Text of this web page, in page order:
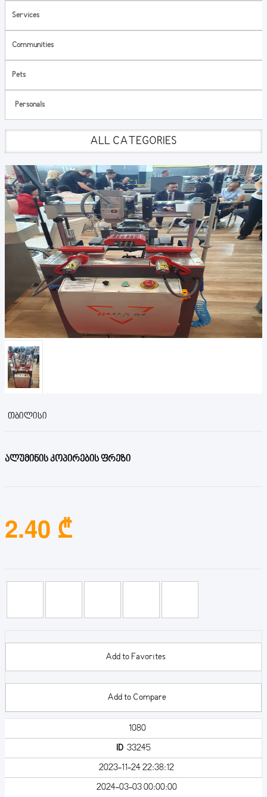
Services
Communities
Pets
Personals
ALL CATEGORIES
ᲗᲑᲘᲚᲘᲡᲘ
ალუმინის კოპირების ფრეზი
2.40 ₾
Add to Favorites
Add to Compare
1080
ID33245
2023-11-24 22:38:12
2024-03-03 00:00:00